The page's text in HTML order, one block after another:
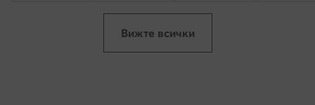
Вижте всички